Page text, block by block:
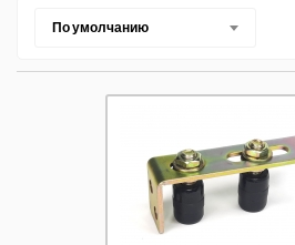
По умолчанию